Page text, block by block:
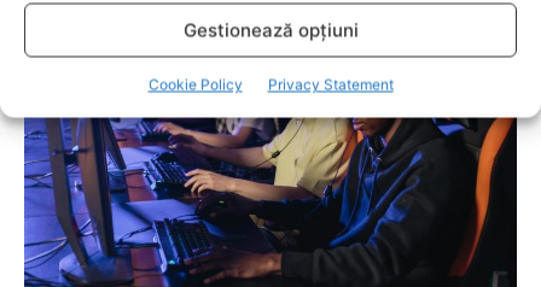
Gestionează opțiuni
Cookie Policy Privacy Statement